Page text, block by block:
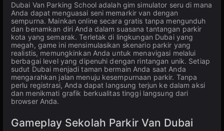
Dubai Van Parking School adalah gim simulator seru di mana
Anda dapat menguasai seni memarkir van dengan
sempurna. Mainkan online secara gratis tanpa mengunduh
dan benamkan diri Anda dalam suasana tantangan parkir
kota yang semarak. Terletak di lingkungan Dubai yang
megah, game ini mensimulasikan skenario parkir yang
realistis, memungkinkan Anda untuk menavigasi melalui
berbagai level yang dipenuhi dengan rintangan unik. Setiap
sudut Dubai menjadi taman bermain Anda saat Anda
mengarahkan jalan menuju kesempurnaan parkir. Tanpa
perlu registrasi, Anda dapat langsung terjun ke dalam aksi
dan menikmati grafik berkualitas tinggi langsung dari
browser Anda.
Gameplay Sekolah Parkir Van Dubai